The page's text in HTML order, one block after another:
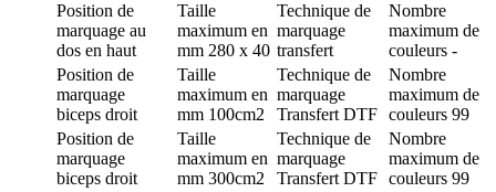
Position de
marquage au
dos en haut
Taille
maximum en
mm 280 x 40
Technique de
marquage
transfert
Nombre
maximum de
couleurs -
Position de
marquage
biceps droit
Taille
maximum en
mm 100cm2
Technique de
marquage
Transfert DTF
Nombre
maximum de
couleurs 99
Position de
marquage
biceps droit
Taille
maximum en
mm 300cm2
Technique de
marquage
Transfert DTF
Nombre
maximum de
couleurs 99